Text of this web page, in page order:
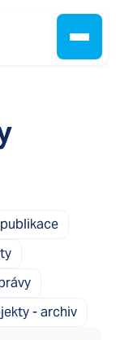
- archiv
53
22